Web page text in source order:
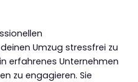
Umzug stressfrei zu
erfahrenes Unternehmen
zu engagieren. Sie